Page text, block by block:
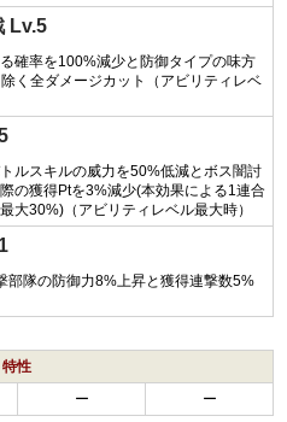
Lv.5
確率を100%減少と防御タイプの味方
く全ダメージカット（アビリティレベ
ルスキルの威力を50%低減とボス闇討
の獲得Ptを3%減少(本効果による1連合
大30%)（アビリティレベル最大時）
部隊の防御力8%上昇と獲得連撃数5%
特性
ー ー